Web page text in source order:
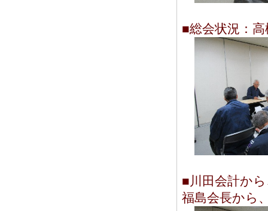
■総会状況：
■川田会計か
福島会長から